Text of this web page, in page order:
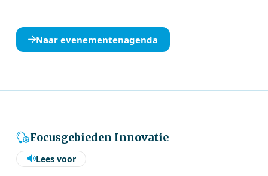
Naar evenementenagenda
Focusgebieden Innovatie
Lees voor